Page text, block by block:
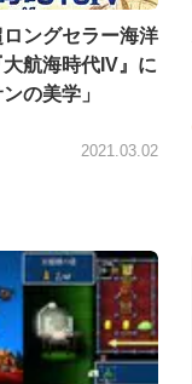
ングセラー海洋
航海時代IV』に
の美学」
2021.03.02